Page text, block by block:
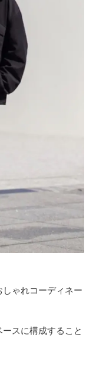
ゃれコーディネー
スに構成すること